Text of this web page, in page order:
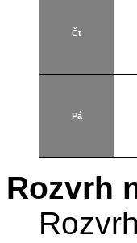
Čt
Pá
Rozvrh